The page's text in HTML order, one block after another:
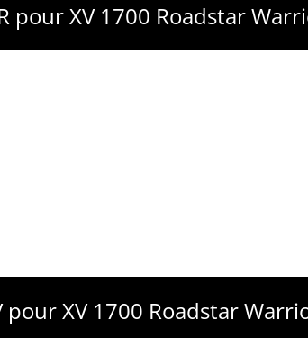
pour XV 1700 Roadstar
pour XV 1700 Roadstar